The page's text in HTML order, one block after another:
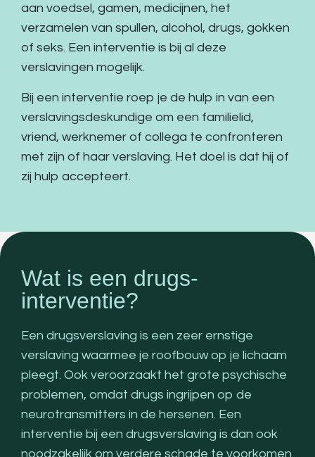
aan voedsel , gamen, medicijnen, het
verzamelen van spullen, alcohol , drugs, gokken
of seks. Een interventie is bij al deze
verslavingen mogelijk.
Bij een interventie roep je de hulp in van een
verslavingsdeskundige om een familielid,
vriend, werknemer of collega te confronteren
met zijn of haar verslaving. Het doel is dat hij of
zij hulp accepteert.
Wat is een drugs-
interventie?
Een drugsverslaving is een zeer ernstige
verslaving waarmee je roofbouw op je lichaam
pleegt. Ook veroorzaakt het grote psychische
problemen, omdat drugs ingrijpen op de
neurotransmitters in de hersenen. Een
interventie bij een drugsverslaving is dan ook
noodzakelijk om verdere schade te voorkomen.